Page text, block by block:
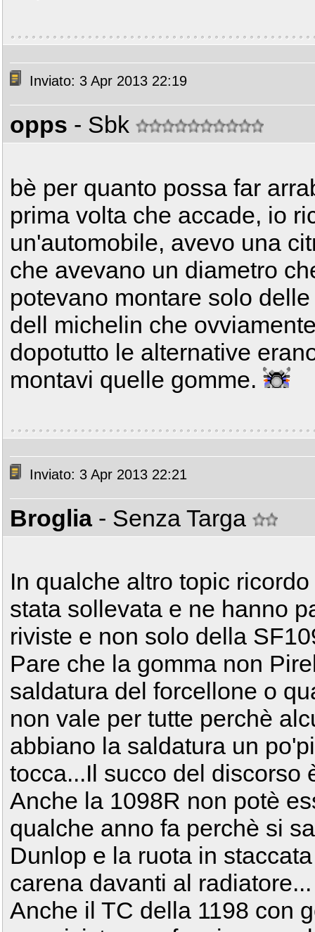
Inviato: 3 Apr 2013 22:19
opps - Sbk
bè per quanto possa far
prima volta che accade, io
un'automobile, avevo una
che avevano un diametro
potevano montare solo
dell michelin che
dopotutto le alternative
montavi quelle gomme.
Inviato: 3 Apr 2013 22:21
Broglia - Senza Targa
In qualche altro topic
stata sollevata e ne hanno
riviste e non solo della
Pare che la gomma non
saldatura del forcellone o
non vale per tutte perchè
abbiano la saldatura un
tocca...Il succo del discorso
Anche la 1098R non potè
qualche anno fa perchè si
Dunlop e la ruota in
carena davanti al radiatore...
Anche il TC della 1198 con